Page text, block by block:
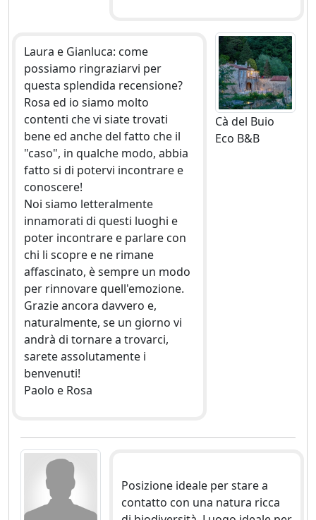
Laura e Gianluca: come
possiamo ringraziarvi per
questa splendida recensione?
Rosa ed io siamo molto
contenti che vi siate trovati
bene ed anche del fatto che il
"caso", in qualche modo, abbia
fatto si di potervi incontrare e
conoscere!
Noi siamo letteralmente
innamorati di questi luoghi e
poter incontrare e parlare con
chi li scopre e ne rimane
affascinato, è sempre un modo
per rinnovare quell'emozione.
Grazie ancora davvero e,
naturalmente, se un giorno vi
andrà di tornare a trovarci,
sarete assolutamente i
benvenuti!
Paolo e Rosa
Cà del Buio
Eco B&B
Posizione ideale per stare a
contatto con una natura ricca